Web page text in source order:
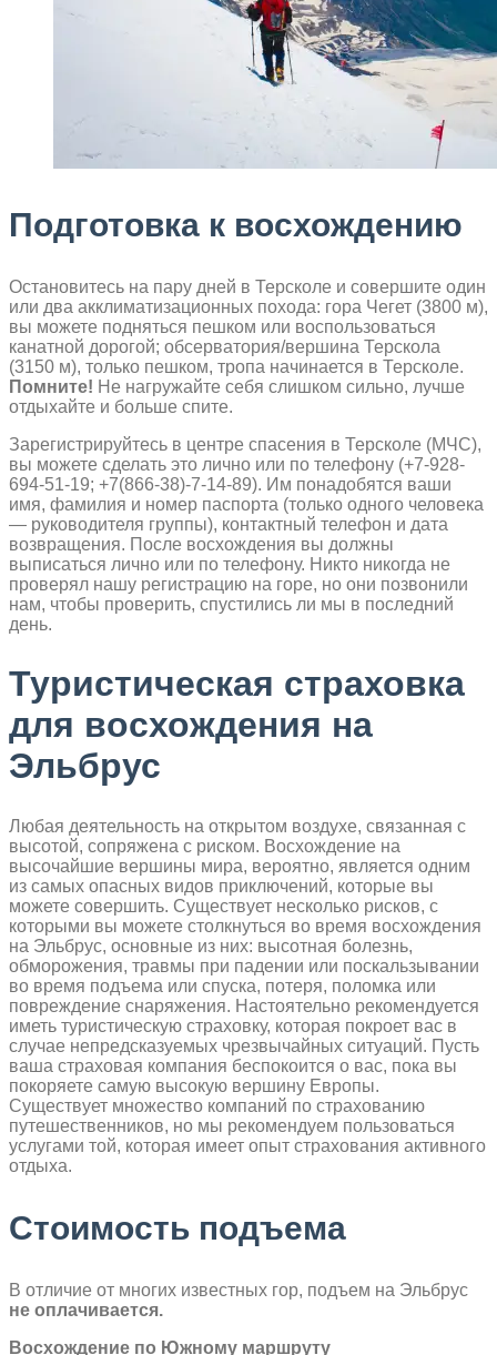
Подготовка к восхождению
Остановитесь на пару дней в Терсколе и совершите один
или два акклиматизационных похода: гора Чегет (3800 м),
вы можете подняться пешком или воспользоваться
канатной дорогой; обсерватория/вершина Терскола
(3150 м), только пешком, тропа начинается в Терсколе.
Помните! Не нагружайте себя слишком сильно, лучше
отдыхайте и больше спите.
Зарегистрируйтесь в центре спасения в Терсколе (MЧС),
вы можете сделать это лично или по телефону (+7-928-
694-51-19; +7(866-38)-7-14-89). Им понадобятся ваши
имя, фамилия и номер паспорта (только одного человека
— руководителя группы), контактный телефон и дата
возвращения. После восхождения вы должны
выписаться лично или по телефону. Никто никогда не
проверял нашу регистрацию на горе, но они позвонили
нам, чтобы проверить, спустились ли мы в последний
день.
Туристическая страховка
для восхождения на
Эльбрус
Любая деятельность на открытом воздухе, связанная с
высотой, сопряжена с риском. Восхождение на
высочайшие вершины мира, вероятно, является одним
из самых опасных видов приключений, которые вы
можете совершить. Существует несколько рисков, с
которыми вы можете столкнуться во время восхождения
на Эльбрус, основные из них: высотная болезнь,
обморожения, травмы при падении или поскальзывании
во время подъема или спуска, потеря, поломка или
повреждение снаряжения. Настоятельно рекомендуется
иметь туристическую страховку, которая покроет вас в
случае непредсказуемых чрезвычайных ситуаций. Пусть
ваша страховая компания беспокоится о вас, пока вы
покоряете самую высокую вершину Европы.
Существует множество компаний по страхованию
путешественников, но мы рекомендуем пользоваться
услугами той, которая имеет опыт страхования активного
отдыха.
Стоимость подъема
В отличие от многих известных гор, подъем на Эльбрус
не оплачивается.
Восхождение по Южному маршруту